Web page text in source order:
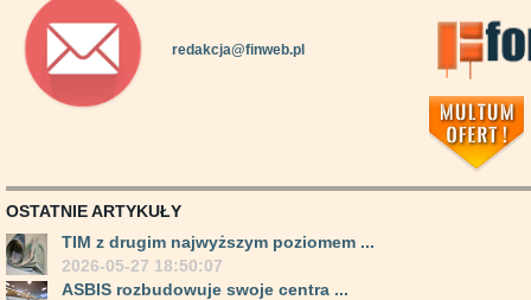
redakcja@finweb.pl
OSTATNIE ARTYKUŁY
TIM z drugim najwyższym poziomem ...
2026-05-27 18:50:07
ASBIS rozbudowuje swoje centra ...